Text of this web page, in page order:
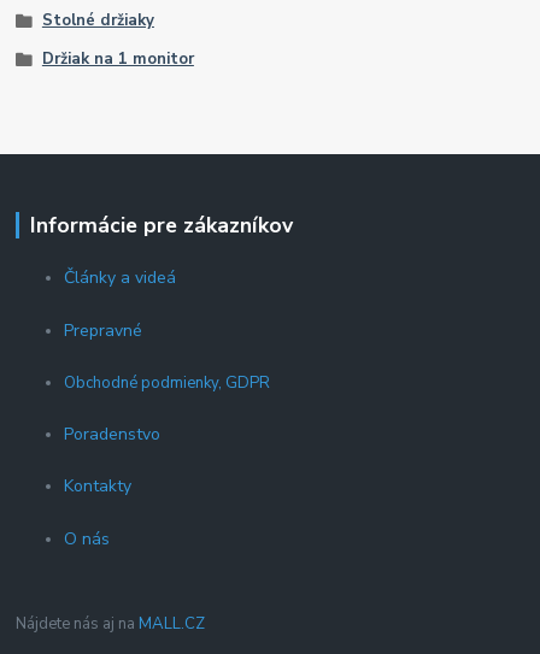
Stolné držiaky
Držiak na 1 monitor
Informácie pre zákazníkov
Články a videá
Prepravné
Obchodné podmienky, GDPR
Poradenstvo
Kontakty
O nás
Nájdete nás aj na MALL.CZ